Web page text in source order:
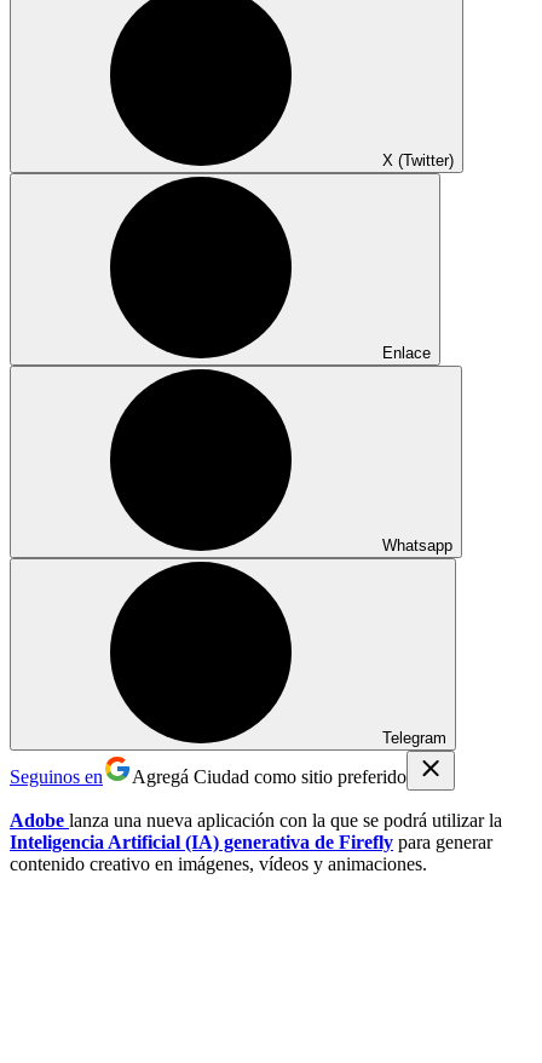
X (Twitter)
Enlace
Whatsapp
Telegram
Seguinos en Agregá Ciudad como sitio preferido
Adobe lanza una nueva aplicación con la que se podrá utilizar la
Inteligencia Artificial (IA) generativa de Firefly para generar
contenido creativo en imágenes, vídeos y animaciones.